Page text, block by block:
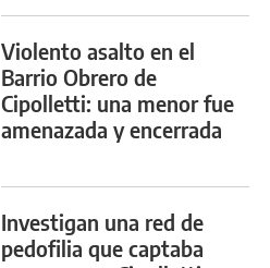
Violento asalto en el
Barrio Obrero de
Cipolletti: una menor fue
amenazada y encerrada
Investigan una red de
pedofilia que captaba